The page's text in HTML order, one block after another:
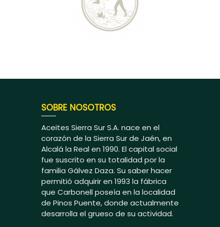
SOBRE NOSOTROS
Aceites Sierra Sur S.A. nace en el
corazón de la Sierra Sur de Jaén, en
Alcalá la Real en 1990. El capital social
fue suscrito en su totalidad por la
familia Gálvez Daza. Su saber hacer
permitió adquirir en 1993 la fábrica
que Carbonell poseía en la localidad
de Pinos Puente, donde actualmente
desarrolla el grueso de su actividad.